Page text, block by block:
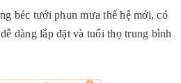
béc tưới phun mưa thế hệ mới, có
dàng lắp đặt và tuổi thọ trung bình